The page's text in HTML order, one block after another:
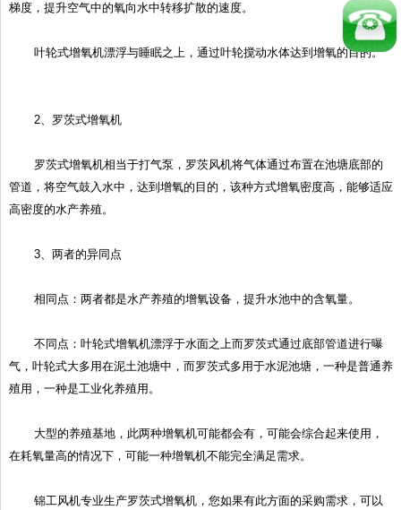
梯度，提升空气中的氧向水中转移扩散的速度。
叶轮式增氧机漂浮与睡眠之上，通过叶轮搅动水体达到增氧的目的。
2、罗茨式增氧机
罗茨式增氧机相当于打气泵，罗茨风机将气体通过布置在池塘底部的
管道，将空气鼓入水中，达到增氧的目的，该种方式增氧密度高，能够适应
高密度的水产养殖。
3、两者的异同点
相同点：两者都是水产养殖的增氧设备，提升水池中的含氧量。
不同点：叶轮式增氧机漂浮于水面之上而罗茨式通过底部管道进行曝
气，叶轮式大多用在泥土池塘中，而罗茨式多用于水泥池塘，一种是普通养
殖用，一种是工业化养殖用。
大型的养殖基地，此两种增氧机可能都会有，可能会综合起来使用，
在耗氧量高的情况下，可能一种增氧机不能完全满足需求。
锦工风机专业生产罗茨式增氧机，您如果有此方面的采购需求，可以